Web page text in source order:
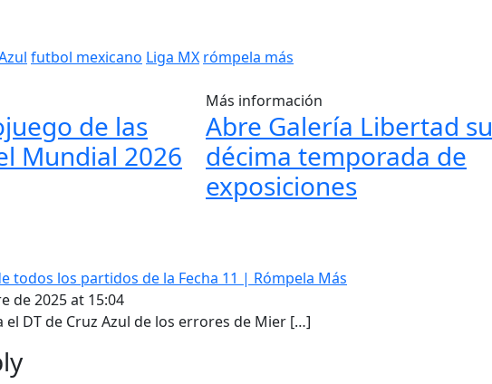
futbol mexicano Liga MX rómpela más
de las
Mundial 2026
Más información
Abre Galería Libertad su
décima temporada de
exposiciones
todos los partidos de la Fecha 11 | Rómpela Más
de 2025 at 15:04
DT de Cruz Azul de los errores de Mier […]